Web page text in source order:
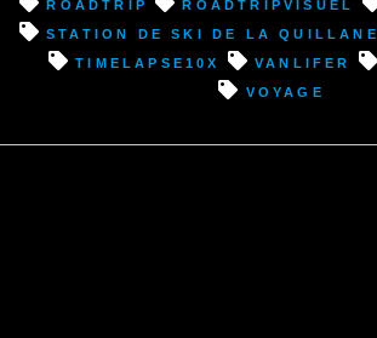
Station de ski de la Quillane
timelapse10x
vanlifer
voyage